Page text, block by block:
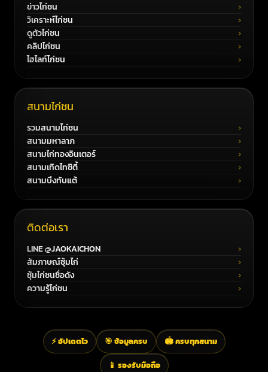
ข่าวไก่ชน
วิเคราะห์ไก่ชน
ดูตัวไก่ชน
คลิปไก่ชน
ไฮไลท์ไก่ชน
สนามไก่ชน
รวมสนามไก่ชน
สนามมหาลาภ
สนามไก่ทองอินเตอร์
สนามเทิดไทซิตี้
สนามบึงทับแต้
ติดต่อเรา
LINE @JAOKAICHON
สัมภาษณ์ซุ้มไก่
ซุ้มไก่ชนชื่อดัง
ความรู้ไก่ชน
⚡ อัปเดตไว 🎯 ข้อมูลครบ 🏟️ ครบทุกสนาม
📱 รองรับมือถือ